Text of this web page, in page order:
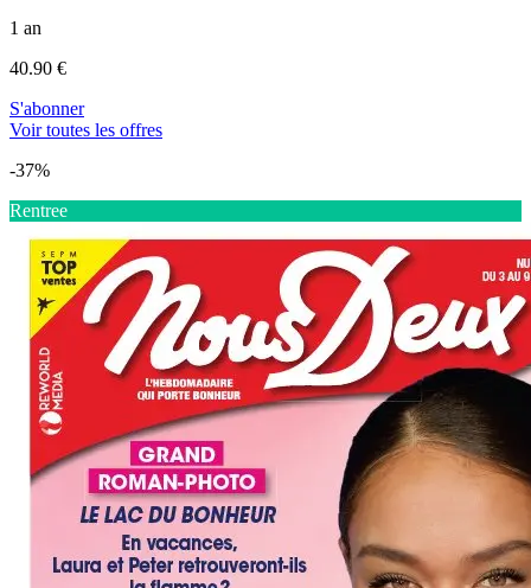
1 an
40.90 €
S'abonner
Voir toutes les offres
-37%
Rentree